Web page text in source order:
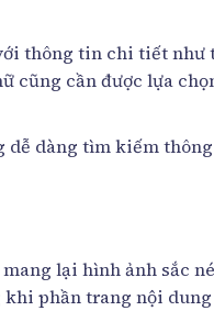
thông tin chi tiết như
cũng cần được lựa
dễ dàng tìm kiếm
lại hình ảnh sắc
khi phần trang nội